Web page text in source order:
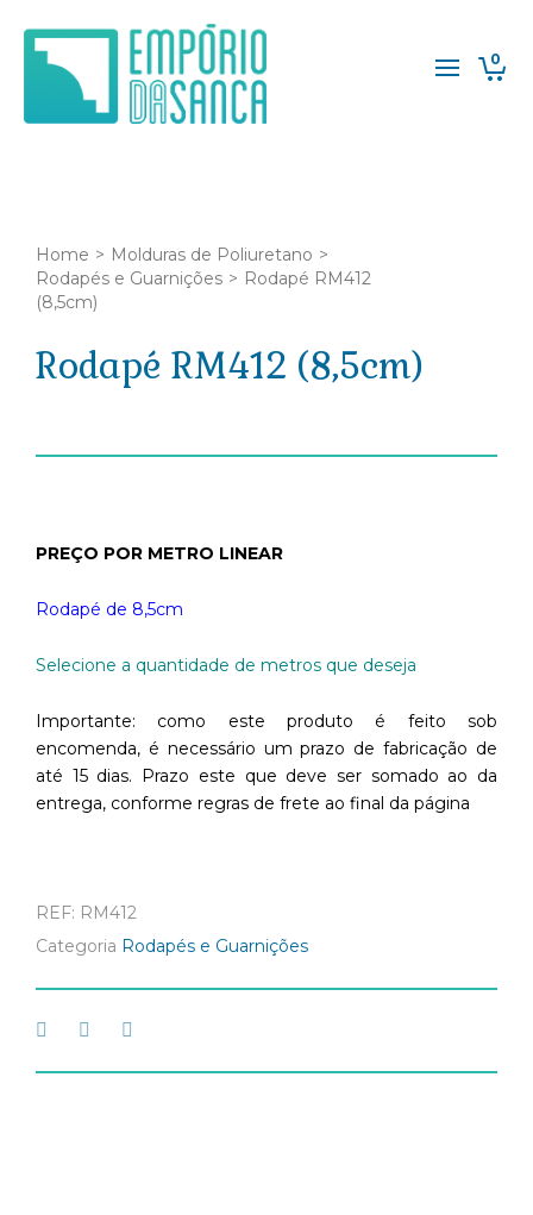
0
Home > Molduras de Poliuretano >
Rodapés e Guarnições > Rodapé RM412
(8,5cm)
Rodapé RM412 (8,5cm)
PREÇO POR METRO LINEAR
Rodapé de 8,5cm
Selecione a quantidade de metros que deseja
Importante: como este produto é feito sob
encomenda, é necessário um prazo de fabricação de
até 15 dias. Prazo este que deve ser somado ao da
entrega, conforme regras de frete ao final da página
REF: RM412
Categoria Rodapés e Guarnições